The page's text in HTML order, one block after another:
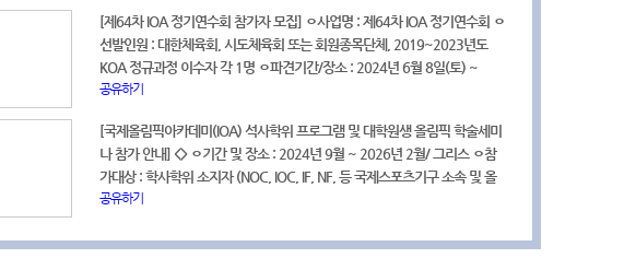
ㅇ 기간/장소: 2026. 9. 24.(목) ~ 9. 25.
(금) / 온라인 ...
보센터 채용정보 게시판의 공고문을 참고하시기 바랍니다. *국제스포츠정보
센터 채용정보 바로가기>> https://gsic.sports.or.kr/EgovPageLink.do?
link=forward:/koc/
(화)~ 6) 합격자발표: 2024.6.13.(목) 18:00 이후 나. 입학문의: 서울대학교
국제스포츠행정가 양성사업단(02-880-2984) 자세한 사항은 국제스포츠정
보센터 교육연수정보 게시판을 참고하시기 바랍니다. * 국제스포츠정보센터
교육연수정보 바로가기>> https://gsic.sports.or.kr/EgovPageLink.do?
[제64차 IOA 정기연수회 참가자 모집] ㅇ사업명 : 제64차 IOA 정기연수회 ㅇ
선발인원 : 대한체육회, 시도체육회 또는 회원종목단체, 2019~2023년도
KOA 정규과정 이수자 각 1명 ㅇ파견기간/장소 : 2024년 6월 8일(토) ~
2024년 6월 21일(금) / 그리스, 아테네 및 올림피아 ㅇ대한체육회 모집기간
(개별신청) 자세한 사항은 국제스포츠정보센터 교육연수정보 및 공지사항의
안내문을 참고하시기 바랍니다. * 국제스포츠정보센터 교육연수정보 바로가
기>> https://gsic.sports.or.kr/EgovPageLink.do?
link=forward:/com/cop/edu/
공유하기
[국제올림픽아카데미(IOA) 석사학위 프로그램 및 대학원생 올림픽 학술세미
나 참가 안내] <> ㅇ기간 및 장소 : 2024년 9월 ~ 2026년 2월/ 그리스 ㅇ참
가대상 : 학사학위 소지자 (NOC, IOC, IF, NF, 등 국제스포츠기구 소속 및 올
림픽연구센터, 스포츠 관련 전공 등 우대) ㅇ대한체육회 접수 일정 : 공고일 ~
장소: 2024년 9월 20일 ~ 2024년 10월 12일/ 그리스 ㅇ참가대상 : 영어 능
공유하기